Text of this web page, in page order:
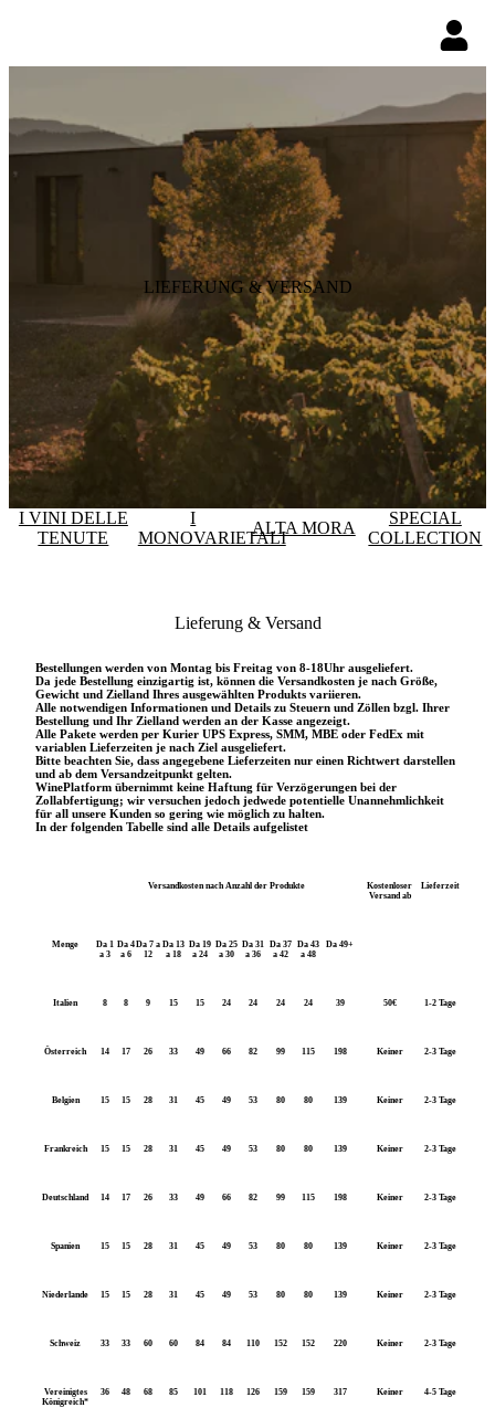
LIEFERUNG & VERSAND
I VINI DELLE
TENUTE
I
MONOVARIETALI
ALTA MORA
SPECIAL
COLLECTION
Lieferung & Versand
Bestellungen werden von Montag bis Freitag von 8-18Uhr ausgeliefert.
Da jede Bestellung einzigartig ist, können die Versandkosten je nach Größe,
Gewicht und Zielland Ihres ausgewählten Produkts variieren.
Alle notwendigen Informationen und Details zu Steuern und Zöllen bzgl. Ihrer
Bestellung und Ihr Zielland werden an der Kasse angezeigt.
Alle Pakete werden per Kurier UPS Express, SMM, MBE oder FedEx mit
variablen Lieferzeiten je nach Ziel ausgeliefert.
Bitte beachten Sie, dass angegebene Lieferzeiten nur einen Richtwert darstellen
und ab dem Versandzeitpunkt gelten.
WinePlatform übernimmt keine Haftung für Verzögerungen bei der
Zollabfertigung; wir versuchen jedoch jedwede potentielle Unannehmlichkeit
für all unsere Kunden so gering wie möglich zu halten.
In der folgenden Tabelle sind alle Details aufgelistet
Versandkosten nach Anzahl der Produkte
Kostenloser
Versand ab
Lieferzeit
Menge
Da 1
a 3
Da 4
a 6
Da 7 a
12
Da 13
a 18
Da 19
a 24
Da 25
a 30
Da 31
a 36
Da 37
a 42
Da 43
a 48
Da 49+
Italien 8 8 9 15 15 24 24 24 24 39 50€ 1-2 Tage
Österreich 14 17 26 33 49 66 82 99 115 198 Keiner 2-3 Tage
Belgien 15 15 28 31 45 49 53 80 80 139 Keiner 2-3 Tage
Frankreich 15 15 28 31 45 49 53 80 80 139 Keiner 2-3 Tage
Deutschland 14 17 26 33 49 66 82 99 115 198 Keiner 2-3 Tage
Spanien 15 15 28 31 45 49 53 80 80 139 Keiner 2-3 Tage
Niederlande 15 15 28 31 45 49 53 80 80 139 Keiner 2-3 Tage
Schweiz 33 33 60 60 84 84 110 152 152 220 Keiner 2-3 Tage
Vereinigtes
Königreich*
36 48 68 85 101 118 126 159 159 317 Keiner 4-5 Tage